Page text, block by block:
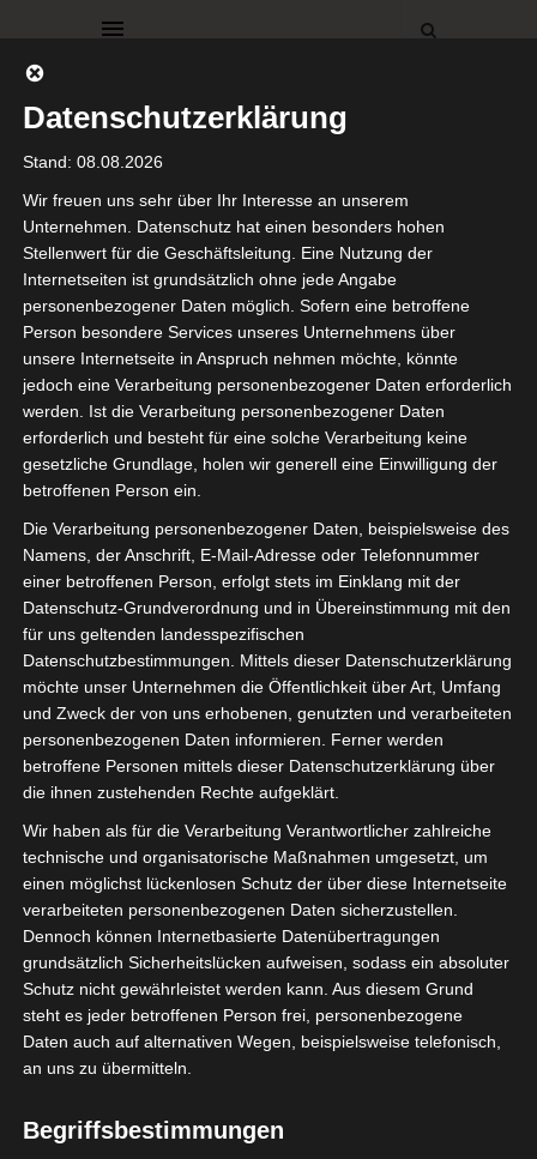
Diesen Beitrag teilen auf:
Facebook ist deaktiviert. ✓ Erlauben
Datenschutzbedingungen
Reddit
Telegram
Gefällt mir:
ÜBER MICH
Datenschutzerklärung
Stand: 08.08.2026
Wir freuen uns sehr über Ihr Interesse an unserem
Unternehmen. Datenschutz hat einen besonders hohen
Stellenwert für die Geschäftsleitung. Eine Nutzung der
Internetseiten ist grundsätzlich ohne jede Angabe
personenbezogener Daten möglich. Sofern eine betroffene
Person besondere Services unseres Unternehmens über
unsere Internetseite in Anspruch nehmen möchte, könnte
jedoch eine Verarbeitung personenbezogener Daten erforderlich
werden. Ist die Verarbeitung personenbezogener Daten
erforderlich und besteht für eine solche Verarbeitung keine
gesetzliche Grundlage, holen wir generell eine Einwilligung der
betroffenen Person ein.
Die Verarbeitung personenbezogener Daten, beispielsweise des
Namens, der Anschrift, E-Mail-Adresse oder Telefonnummer
einer betroffenen Person, erfolgt stets im Einklang mit der
Datenschutz-Grundverordnung und in Übereinstimmung mit den
für uns geltenden landesspezifischen
Datenschutzbestimmungen. Mittels dieser Datenschutzerklärung
möchte unser Unternehmen die Öffentlichkeit über Art, Umfang
und Zweck der von uns erhobenen, genutzten und verarbeiteten
personenbezogenen Daten informieren. Ferner werden
betroffene Personen mittels dieser Datenschutzerklärung über
die ihnen zustehenden Rechte aufgeklärt.
Wir haben als für die Verarbeitung Verantwortlicher zahlreiche
technische und organisatorische Maßnahmen umgesetzt, um
einen möglichst lückenlosen Schutz der über diese Internetseite
verarbeiteten personenbezogenen Daten sicherzustellen.
Dennoch können Internetbasierte Datenübertragungen
grundsätzlich Sicherheitslücken aufweisen, sodass ein absoluter
Schutz nicht gewährleistet werden kann. Aus diesem Grund
steht es jeder betroffenen Person frei, personenbezogene
Daten auch auf alternativen Wegen, beispielsweise telefonisch,
an uns zu übermitteln.
Begriffsbestimmungen